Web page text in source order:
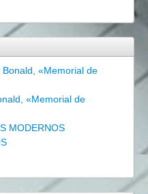
Bonald, «Memorial de
«Memorial de
MODERNOS